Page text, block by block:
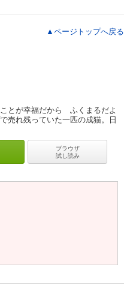
▲ページトップへ戻る
とが幸福だから ふくまるだよ
売れ残っていた一匹の成猫。日
ブラウザ
試し読み